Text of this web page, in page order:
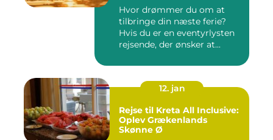
Hvor drømmer du om at
tilbringe din næste ferie?
Hvis du er en eventyrlysten
rejsende, der ønsker at...
12. jan
Rejse til Kreta All Inclusive:
Oplev Grækenlands
Skønne Ø